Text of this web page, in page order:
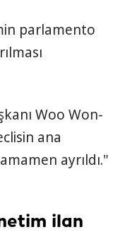
parlamento
Woo Won-
ana
ayrıldı."
ilan